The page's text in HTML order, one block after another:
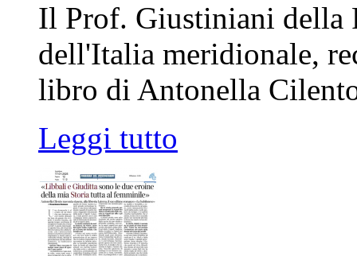
Il Prof. Giustiniani della
dell'Italia meridionale,
libro di Antonella
Leggi tutto